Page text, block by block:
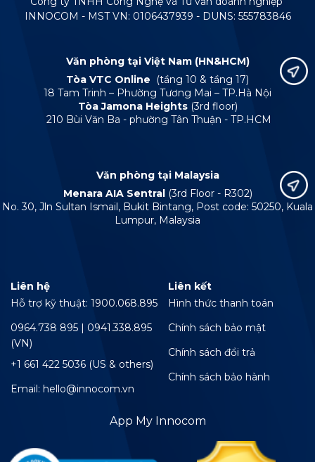
INNOCOM - MST VN: 0106437939 - DUNS: 555783846
Văn phòng tại Việt Nam (HN&HCM)
Tòa VTC Online
(tầng 10 & tầng 17)
18 Tam Trinh – Phường Tương Mai – TP.Hà Nội
Tòa Jamona Heights (3rd floor)
210 Bùi Văn Ba - phường Tân Thuận - TP.HCM
Văn phòng tại Malaysia
Menara AIA Sentral (3rd Floor - R302)
No. 30, Jln Sultan Ismail, Bukit Bintang, Post code: 50250, Kuala
Lumpur, Malaysia
Liên hệ
Hỗ trợ kỹ thuật: 1900.068.895
0964.738 895 | 0941.338.895
(VN)
+1 661 422 5036 (US & others)
Email: hello@innocom.vn
Liên kết
Hình thức thanh toán
Chính sách bảo mật
Chính sách đổi trả
Chính sách bảo hành
App My Innocom